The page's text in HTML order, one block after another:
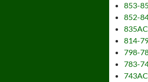
853-
852-
814-
798-
783-